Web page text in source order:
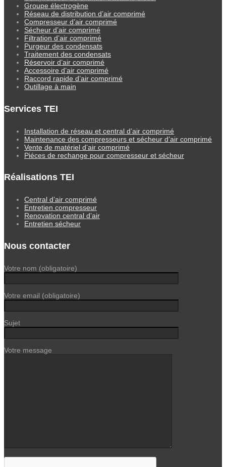
Groupe électrogène
Réseau de distribution d’air comprimé
Compresseur d’air comprimé
Sécheur d’air comprimé
Filtration d’air comprimé
Purgeur des condensats
Traitement des condensats
Réservoir d’air comprimé
Accessoire d’air comprimé
Raccord rapide d’air comprimé
Outillage à main
Services TEI
Installation de réseau et central d’air comprimé
Maintenance des compresseurs et sécheur d’air comprimé
Vente de matériel d’air comprimé
Piéces de rechange pour compresseur et sécheur
Réalisations TEI
Central d’air comprimé
Entretien compresseur
Renovation central d’air
Entretien sécheur
Nous contacter
Votre nom (obligatoire)
Votre email (obligatoire)
Sujet
Votre message